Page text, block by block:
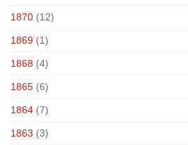
1870 (12)
1869 (1)
1868 (4)
1865 (6)
1864 (7)
1863 (3)